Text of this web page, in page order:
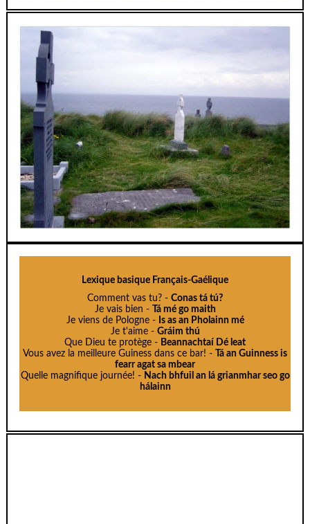
Lexique basique Français-Gaélique
Comment vas tu? - Conas tá tú?
Je vais bien -
Tá mé go maith
Je viens de Pologne - Is as an Pholainn mé
Je t'aime - Gráim thú
Que Dieu te protège - Beannachtaí Dé leat
Vous avez la meilleure Guiness dans ce bar! -
Tá an Guinness is
fearr agat sa mbear
Quelle magnifique journée! - Nach bhfuil an lá grianmhar seo go
hálainn